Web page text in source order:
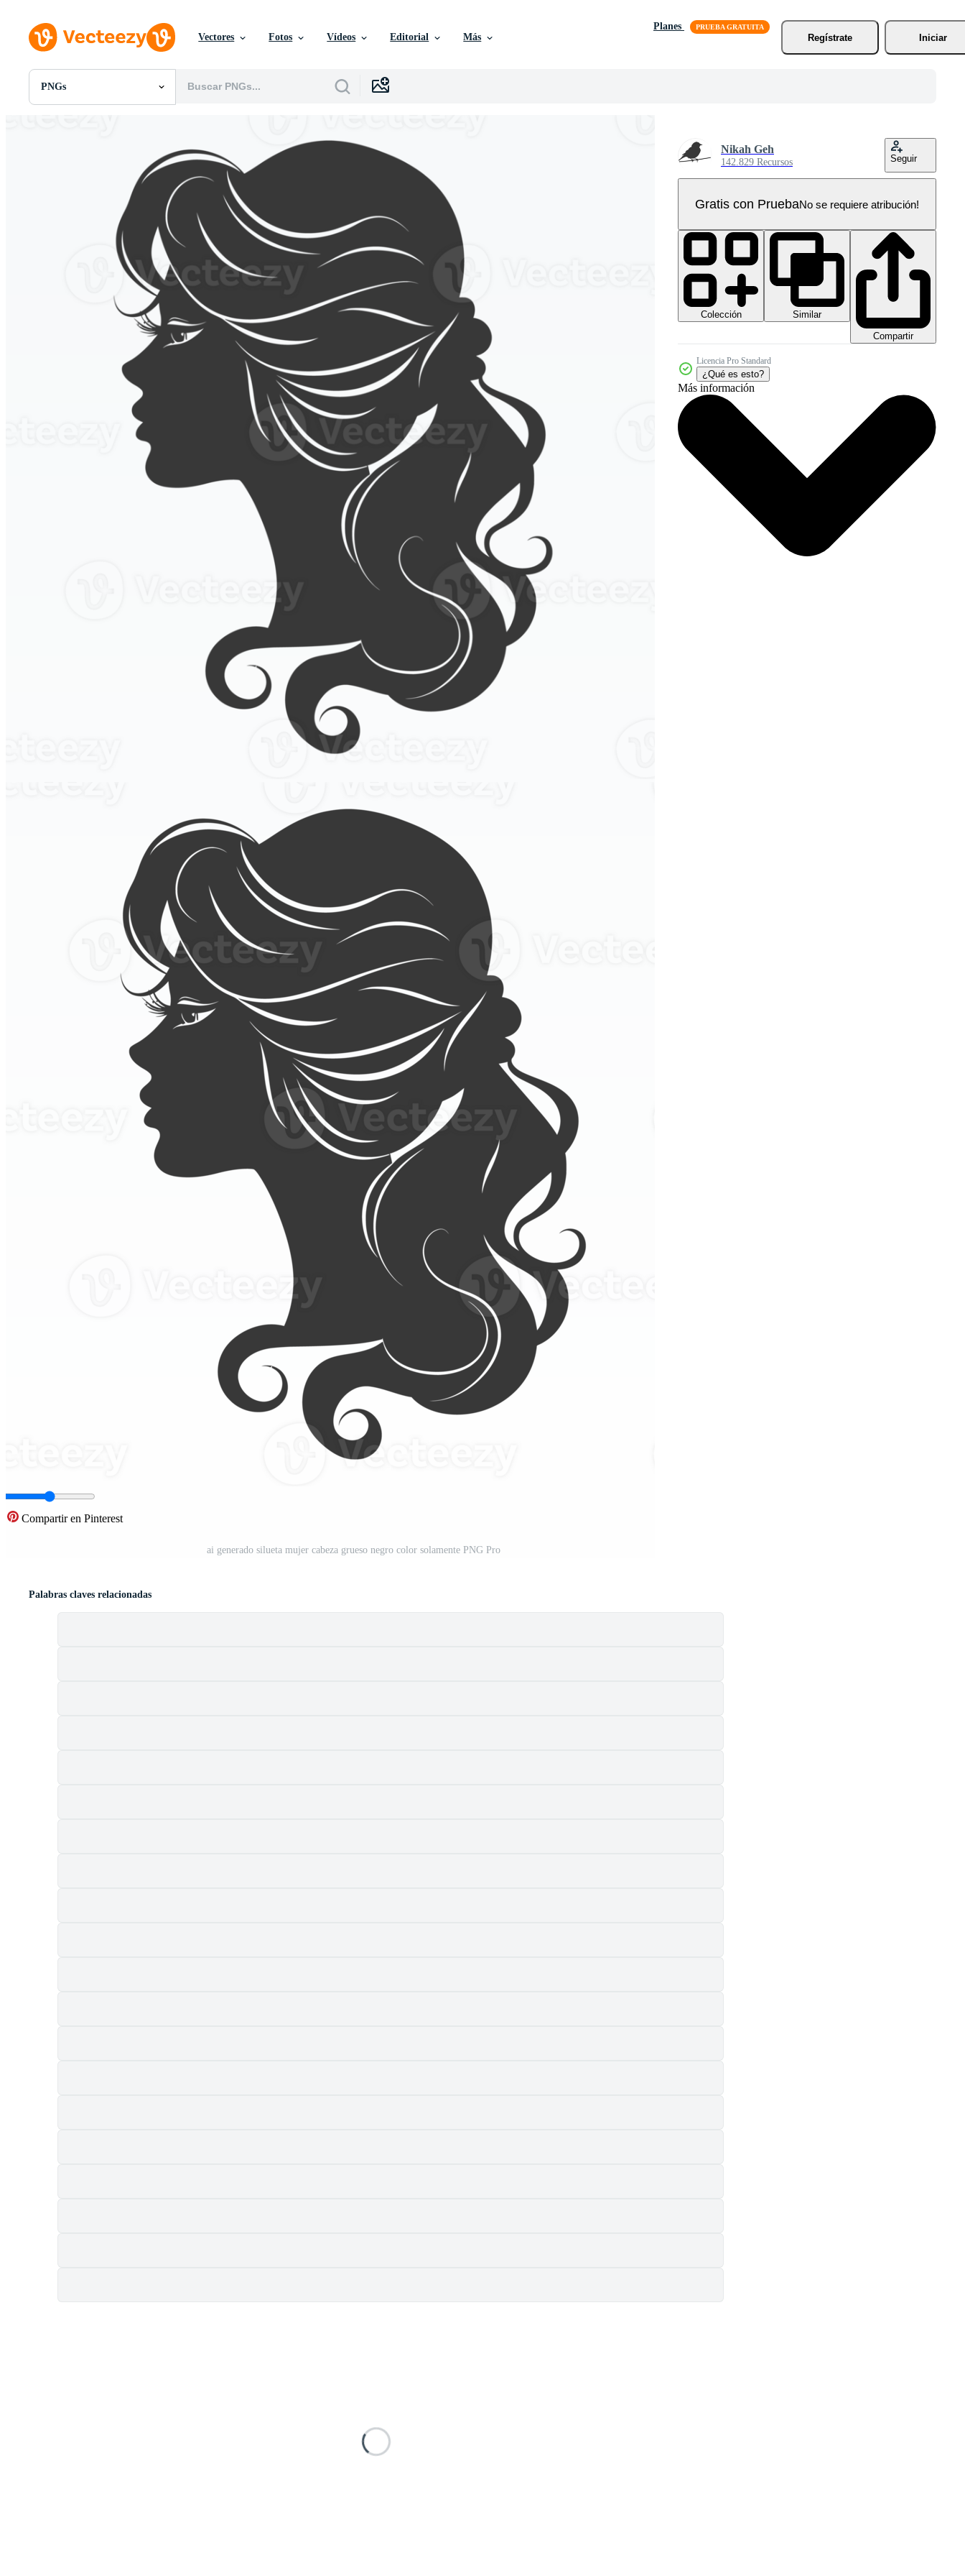
Vectores Fotos Vídeos Editorial Más
Planes
Regístrate
Iniciar
PNGs
Todas Imágenes
Gráficos en Movimiento
Imágenes Editoriales
Eventos Editoriales
Compartir en Pinterest
ai generado silueta mujer cabeza grueso negro color solamente PNG Pro
Nikah Geh
142.829 Recursos Seguir
Gratis con PruebaNo se requiere atribución!
Colección
Similar
Compartir
Licencia Pro Standard
¿Qué es esto?
Más información
Palabras claves relacionadas